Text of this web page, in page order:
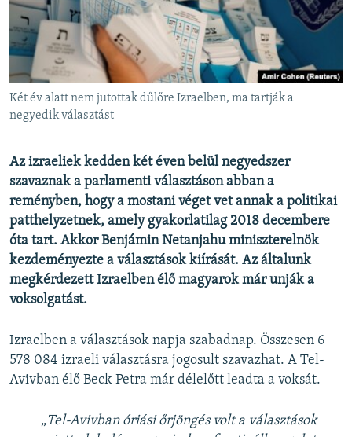
EURÓPAI UNIÓ
VILÁG
KLÍMAVÁLTOZÁS
A MÚLT TANULSÁGAI
Valamennyi RFE/RL weboldal
Két év alatt nem jutottak dűlőre Izraelben, ma tartják a
negyedik választást
Az izraeliek kedden két éven belül negyedszer
szavaznak a parlamenti választáson abban a
reményben, hogy a mostani véget vet annak a politikai
patthelyzetnek, amely gyakorlatilag 2018 decembere
óta tart. Akkor Benjámin Netanjahu miniszterelnök
kezdeményezte a választások kiírását. Az általunk
megkérdezett Izraelben élő magyarok már unják a
voksolgatást.
Izraelben a választások napja szabadnap. Összesen 6
578 084 izraeli választásra jogosult szavazhat. A Tel-
Avivban élő Beck Petra már délelőtt leadta a voksát.
„Tel-Avivban óriási őrjöngés volt a választások